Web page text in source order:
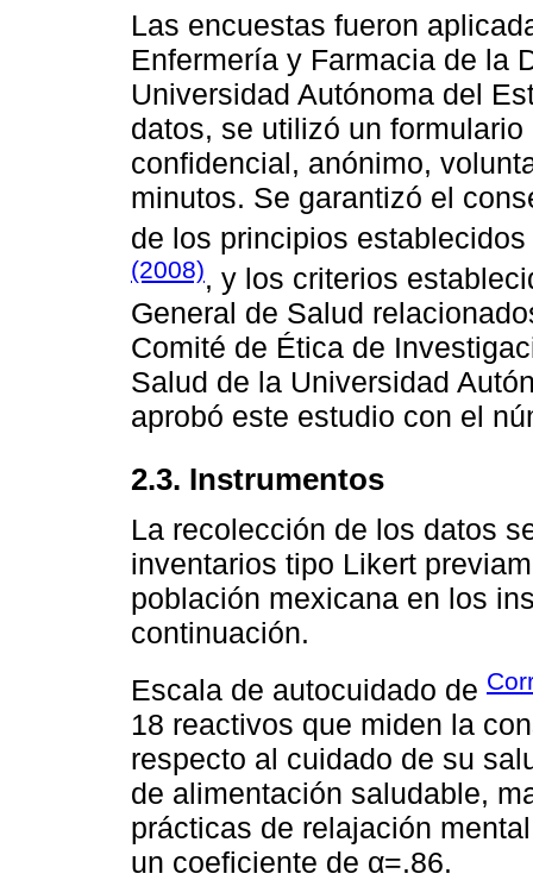
Las encuestas fueron
Enfermería y Farmacia de la
Universidad Autónoma del
datos, se utilizó un
confidencial, anónimo,
minutos. Se garantizó el
de los principios
(2008), y los criterios
General de Salud
Comité de Ética de
Salud de la Universidad
aprobó este estudio con el
2.3. Instrumentos
La recolección de los datos
inventarios tipo Likert
población mexicana en los
continuación.
Escala de autocuidado de
18 reactivos que miden la
respecto al cuidado de su
de alimentación saludable,
prácticas de relajación
un coeficiente de α=.86.